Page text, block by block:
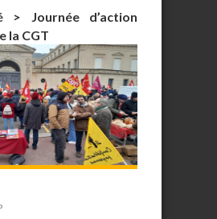
> Journée d’action
la CGT